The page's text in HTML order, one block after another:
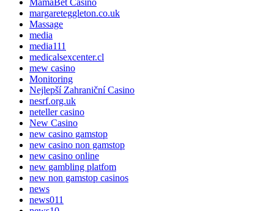
margareteggleton.co.uk
Massage
media
media111
medicalsexcenter.cl
mew casino
Monitoring
Nejlepší Zahraniční Casino
nesrf.org.uk
neteller casino
New Casino
new casino gamstop
new casino non gamstop
new casino online
new gambling platfom
new non gamstop casinos
news
news011